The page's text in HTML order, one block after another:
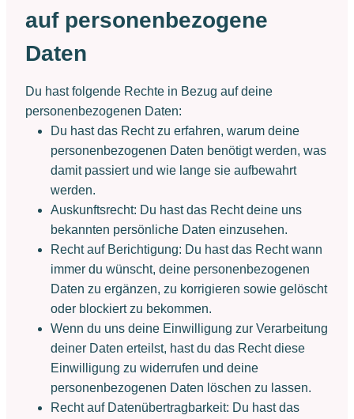
auf personenbezogene
Daten
Du hast folgende Rechte in Bezug auf deine
personenbezogenen Daten:
Du hast das Recht zu erfahren, warum deine
personenbezogenen Daten benötigt werden, was
damit passiert und wie lange sie aufbewahrt
werden.
Auskunftsrecht: Du hast das Recht deine uns
bekannten persönliche Daten einzusehen.
Recht auf Berichtigung: Du hast das Recht wann
immer du wünscht, deine personenbezogenen
Daten zu ergänzen, zu korrigieren sowie gelöscht
oder blockiert zu bekommen.
Wenn du uns deine Einwilligung zur Verarbeitung
deiner Daten erteilst, hast du das Recht diese
Einwilligung zu widerrufen und deine
personenbezogenen Daten löschen zu lassen.
Recht auf Datenübertragbarkeit: Du hast das